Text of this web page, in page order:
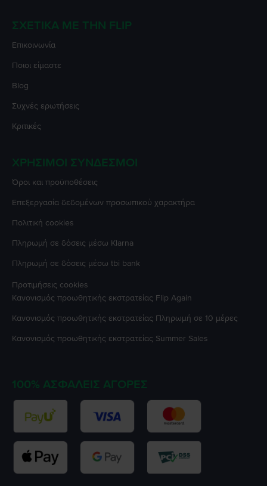
ΣΧΕΤΙΚΆ ΜΕ ΤΗΝ FLIP
Επικοινωνία
Ποιοι είμαστε
Blog
Συχνές ερωτήσεις
Κριτικές
ΧΡΉΣΙΜΟΙ ΣΎΝΔΕΣΜΟΙ
Όροι και προϋποθέσεις
Επεξεργασία δεδομένων προσωπικού χαρακτήρα
Πολιτική cookies
Πληρωμή σε δόσεις μέσω Klarna
Πληρωμή σε δόσεις μέσω tbi bank
Προτιμήσεις cookies
Κανονισμός προωθητικής εκστρατείας Flip Again
Κανονισμός προωθητικής εκστρατείας Πληρωμή σε 10 μέρες
Κανονισμός προωθητικής εκστρατείας Summer Sales
100% ΑΣΦΑΛΕΊΣ ΑΓΟΡΈΣ